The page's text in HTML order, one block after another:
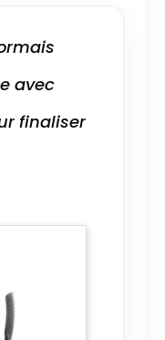
avec
finaliser